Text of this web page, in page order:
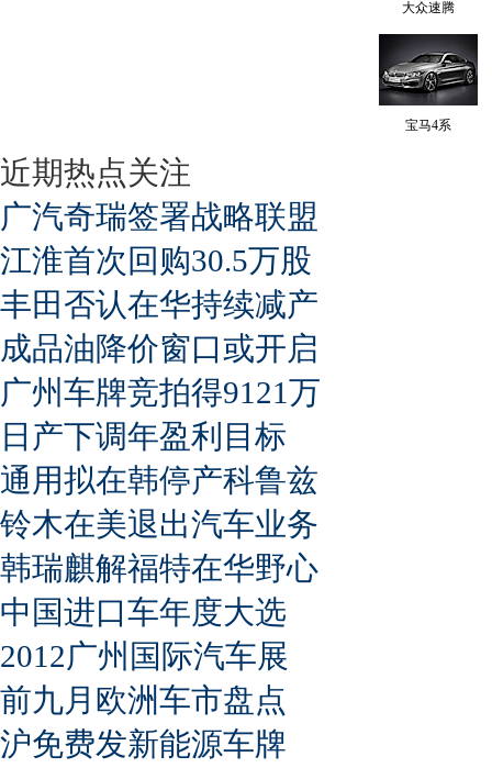
大众速腾
宝马4系
近期热点关注
广汽奇瑞签署战略联盟
江淮首次回购30.5万股
丰田否认在华持续减产
成品油降价窗口或开启
广州车牌竞拍得9121万
日产下调年盈利目标
通用拟在韩停产科鲁兹
铃木在美退出汽车业务
韩瑞麒解福特在华野心
中国进口车年度大选
2012广州国际汽车展
前九月欧洲车市盘点
沪免费发新能源车牌